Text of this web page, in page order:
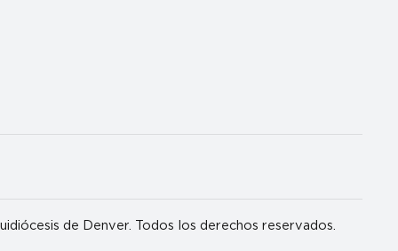
de Denver. Todos los derechos reservados.